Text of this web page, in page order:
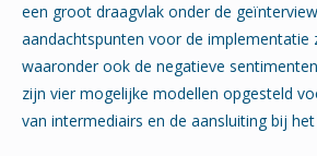
een groot draagvlak onder de
aandachtspunten voor de implementatie
waaronder ook de negatieve
zijn vier mogelijke modellen opgesteld
van intermediairs en de aansluiting bij het